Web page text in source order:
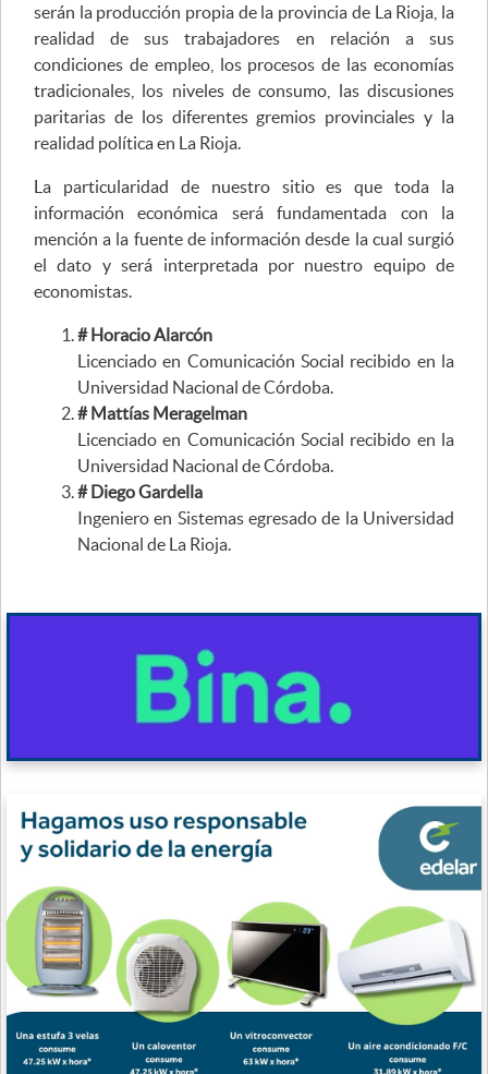
serán la producción propia de la provincia de La Rioja, la
realidad de sus trabajadores en relación a sus
condiciones de empleo, los procesos de las economías
tradicionales, los niveles de consumo, las discusiones
paritarias de los diferentes gremios provinciales y la
realidad política en La Rioja.
La particularidad de nuestro sitio es que toda la
información económica será fundamentada con la
mención a la fuente de información desde la cual surgió
el dato y será interpretada por nuestro equipo de
economistas.
# Horacio Alarcón
Licenciado en Comunicación Social recibido en la
Universidad Nacional de Córdoba.
# Mattías Meragelman
Licenciado en Comunicación Social recibido en la
Universidad Nacional de Córdoba.
# Diego Gardella
Ingeniero en Sistemas egresado de la Universidad
Nacional de La Rioja.